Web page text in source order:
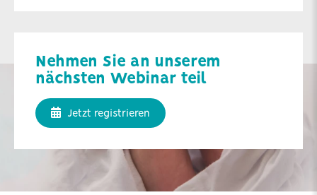
Nehmen Sie an unserem
nächsten Webinar teil
Jetzt registrieren